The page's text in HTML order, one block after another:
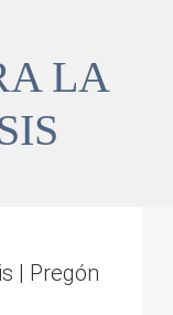
LA
| Pregón